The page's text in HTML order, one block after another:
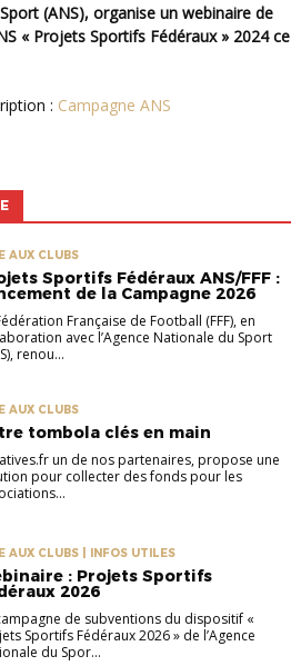
« Projets Sportifs Fédéraux » 2024ce
: Campagne ANS
AUX CLUBS
Sportifs Fédéraux ANS/FFF :
de la Campagne 2026
Française de Football (FFF), en
avec l’Agence Nationale du Sport
renou...
AUX CLUBS
tombola clés en main
un de nos partenaires, propose une
pour collecter des fonds pour les
AUX CLUBS | INFOS UTILES
: Projets Sportifs
2026
de subventions du dispositif «
Sportifs Fédéraux 2026 » de l’Agence
du Spor...